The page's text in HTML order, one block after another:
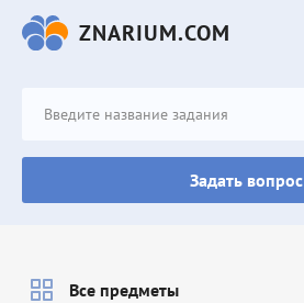
ZNARIUM.COM
Задать вопрос
Все предметы